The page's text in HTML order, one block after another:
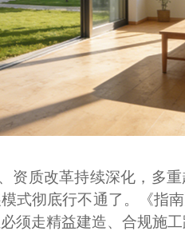
资质改革持续深化，多
式彻底行不通了。《指
须走精益建造、合规施